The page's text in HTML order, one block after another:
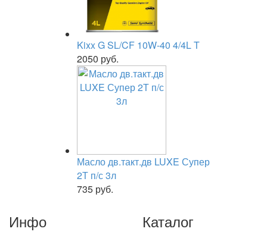
Kixx G SL/CF 10W-40 4/4L T
2050 руб.
Масло дв.такт.дв LUXE Супер
2Т п/с 3л
735 руб.
Инфо Каталог